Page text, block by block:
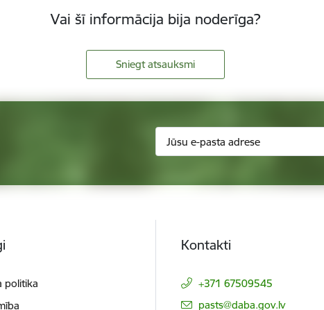
Vai šī informācija bija noderīga?
Sniegt atsauksmi
politika
Kontakti
+371 67509545
E-pasts:
pasts@daba.gov.lv